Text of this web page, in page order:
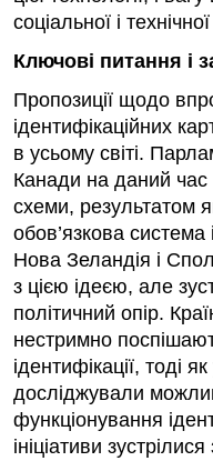
соціальної і
Ключові питання і
Пропозиції щодо
ідентифікаційних
в усьому світі.
Канади на даний час
схеми, результатом
обов’язкова система
Нова Зеландія і
з цією ідеєю, але
політичний опір.
нестримно
ідентифікації, тоді
досліджували
функціонування
ініціативи